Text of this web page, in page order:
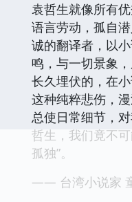
袁哲生就像所有
语言劳动，孤自
诚的翻译者，以
鸣，与一切景象
长久埋伏的，在
这种纯粹悲伤，
总使日常细节，
哲生，我们竟不
孤独”。
—— 台湾小说家